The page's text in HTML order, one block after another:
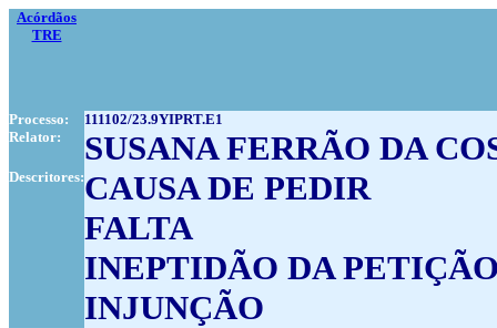
Acórdãos
TRE
Processo:
111102/23.9YIPRT.E1
Relator:
SUSANA FERRÃO DA
Descritores:CAUSA DE PEDIR
FALTA
INEPTIDÃO DA
INJUNÇÃO